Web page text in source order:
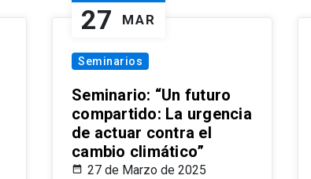
27 MAR
Seminarios
Seminario: “Un futuro
compartido: La urgencia
de actuar contra el
cambio climático”
27 de Marzo de 2025